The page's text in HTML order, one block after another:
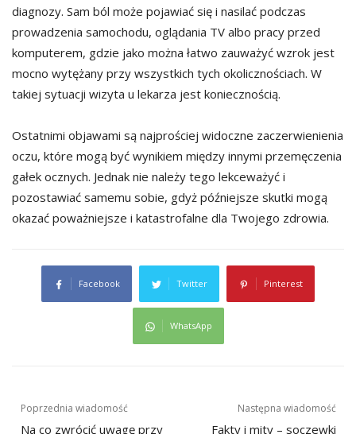
diagnozy. Sam ból może pojawiać się i nasilać podczas
prowadzenia samochodu, oglądania TV albo pracy przed
komputerem, gdzie jako można łatwo zauważyć wzrok jest
mocno wytężany przy wszystkich tych okolicznościach. W
takiej sytuacji wizyta u lekarza jest koniecznością.
Ostatnimi objawami są najprościej widoczne zaczerwienienia
oczu, które mogą być wynikiem między innymi przemęczenia
gałek ocznych. Jednak nie należy tego lekceważyć i
pozostawiać samemu sobie, gdyż późniejsze skutki mogą
okazać poważniejsze i katastrofalne dla Twojego zdrowia.
Facebook Twitter Pinterest
WhatsApp
Nawigacja
Poprzednia wiadomość
Na co zwrócić uwagę przy
Następna wiadomość
Fakty i mity – soczewki